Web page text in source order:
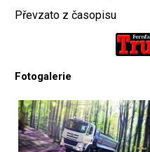
Převzato z časopisu
Fotogalerie